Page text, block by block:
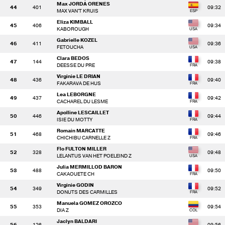
44 401
Max JORDÀ ORENES
MAX VAN'T KRUIS
09:32
45 406
Eliza KIMBALL
KABOROUGH
09:34
46 411
Gabrielle KOZEL
FETOUCHA
09:36
47 144
Clara BEDOS
DEESSE DU PRE
09:38
48 436
Virginie LE DRIAN
FAKARAVA DE HUS
09:40
49 437
Lea LEBORGNE
CACHAREL DU LESME
09:42
50 446
Apolline LESCAILLET
ISIE DU MOTTY
09:44
51 468
Romain MARCATTE
CHICHIBU CARNELLE Z
09:46
52 328
Flo FULTON MILLER
LELANTUS VAN HET POELEIND Z
09:48
53 488
Julia MERMILLOD BARON
CAKAOUETE CH
09:50
54 349
Virginie GODIN
DONUTS DES CARMILLES
09:52
55 353
Manuela GOMEZ OROZCO
DIA Z
09:54
Jaclyn BALDARI